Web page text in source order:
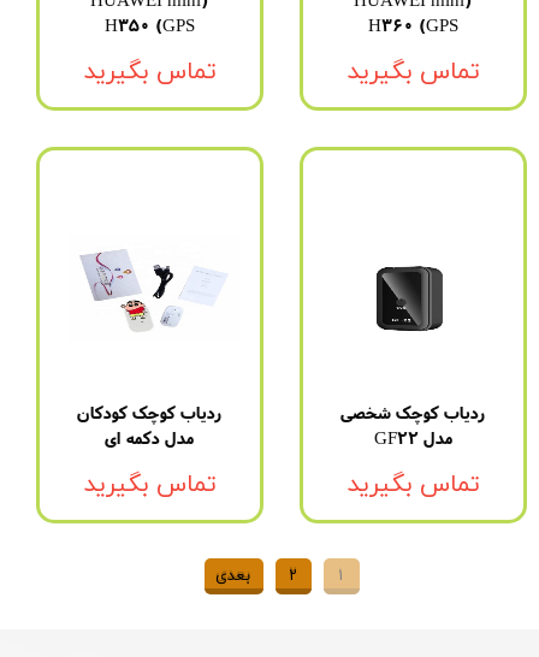
GPS) H360
تماس بگیرید
GPS) H350
تماس بگیرید
ردیاب کوچک شخصی
مدل GF22
تماس بگیرید
ردیاب کوچک کودکان
مدل دکمه ای
تماس بگیرید
۱ ۲ بعدی